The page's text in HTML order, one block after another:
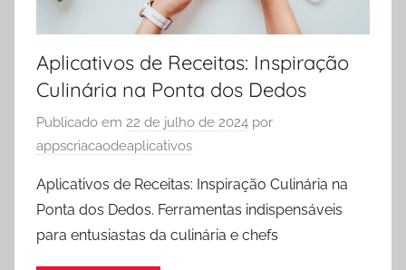
Aplicativos de Receitas: Inspiração
Culinária na Ponta dos Dedos
Publicado em 22 de julho de 2024 por
appscriacaodeaplicativos
Aplicativos de Receitas: Inspiração Culinária na
Ponta dos Dedos. Ferramentas indispensáveis
para entusiastas da culinária e chefs